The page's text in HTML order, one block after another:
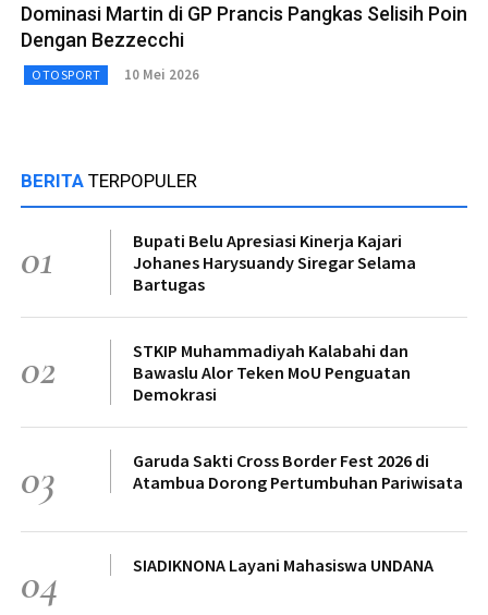
Dominasi Martin di GP Prancis Pangkas Selisih Poin
Dengan Bezzecchi
OTOSPORT 10 Mei 2026
BERITA TERPOPULER
01
Bupati Belu Apresiasi Kinerja Kajari
Johanes Harysuandy Siregar Selama
Bartugas
02
STKIP Muhammadiyah Kalabahi dan
Bawaslu Alor Teken MoU Penguatan
Demokrasi
03
Garuda Sakti Cross Border Fest 2026 di
Atambua Dorong Pertumbuhan Pariwisata
04 SIADIKNONA Layani Mahasiswa UNDANA